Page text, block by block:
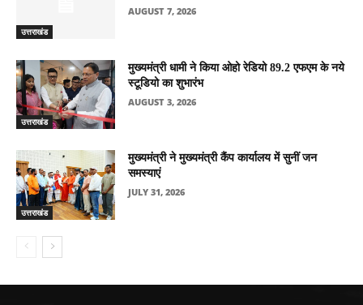
उत्तराखंड
AUGUST 7, 2026
उत्तराखंड
मुख्यमंत्री धामी ने किया ओहो रेडियो 89.2 एफएम के नये
स्टूडियो का शुभारंभ
AUGUST 3, 2026
उत्तराखंड
मुख्यमंत्री ने मुख्यमंत्री कैंप कार्यालय में सुनीं जन
समस्याएं
JULY 31, 2026